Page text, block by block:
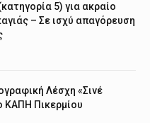
5) για ακραίο
– Σε ισχύ απαγόρευση
Λέσχη «Σινέ
ΚΑΠΗ Πικερμίου